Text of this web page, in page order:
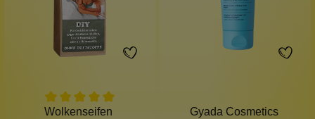
Wolkenseifen
Gyada Cosmetics